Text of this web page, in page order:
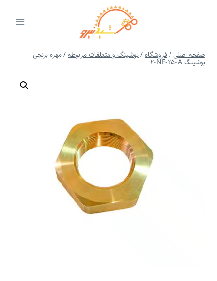
صفحه اصلی/فروشگاه/بوشینگ و متعلقات مربوطه/مهره برنجی
بوشینگ 20NF-250A